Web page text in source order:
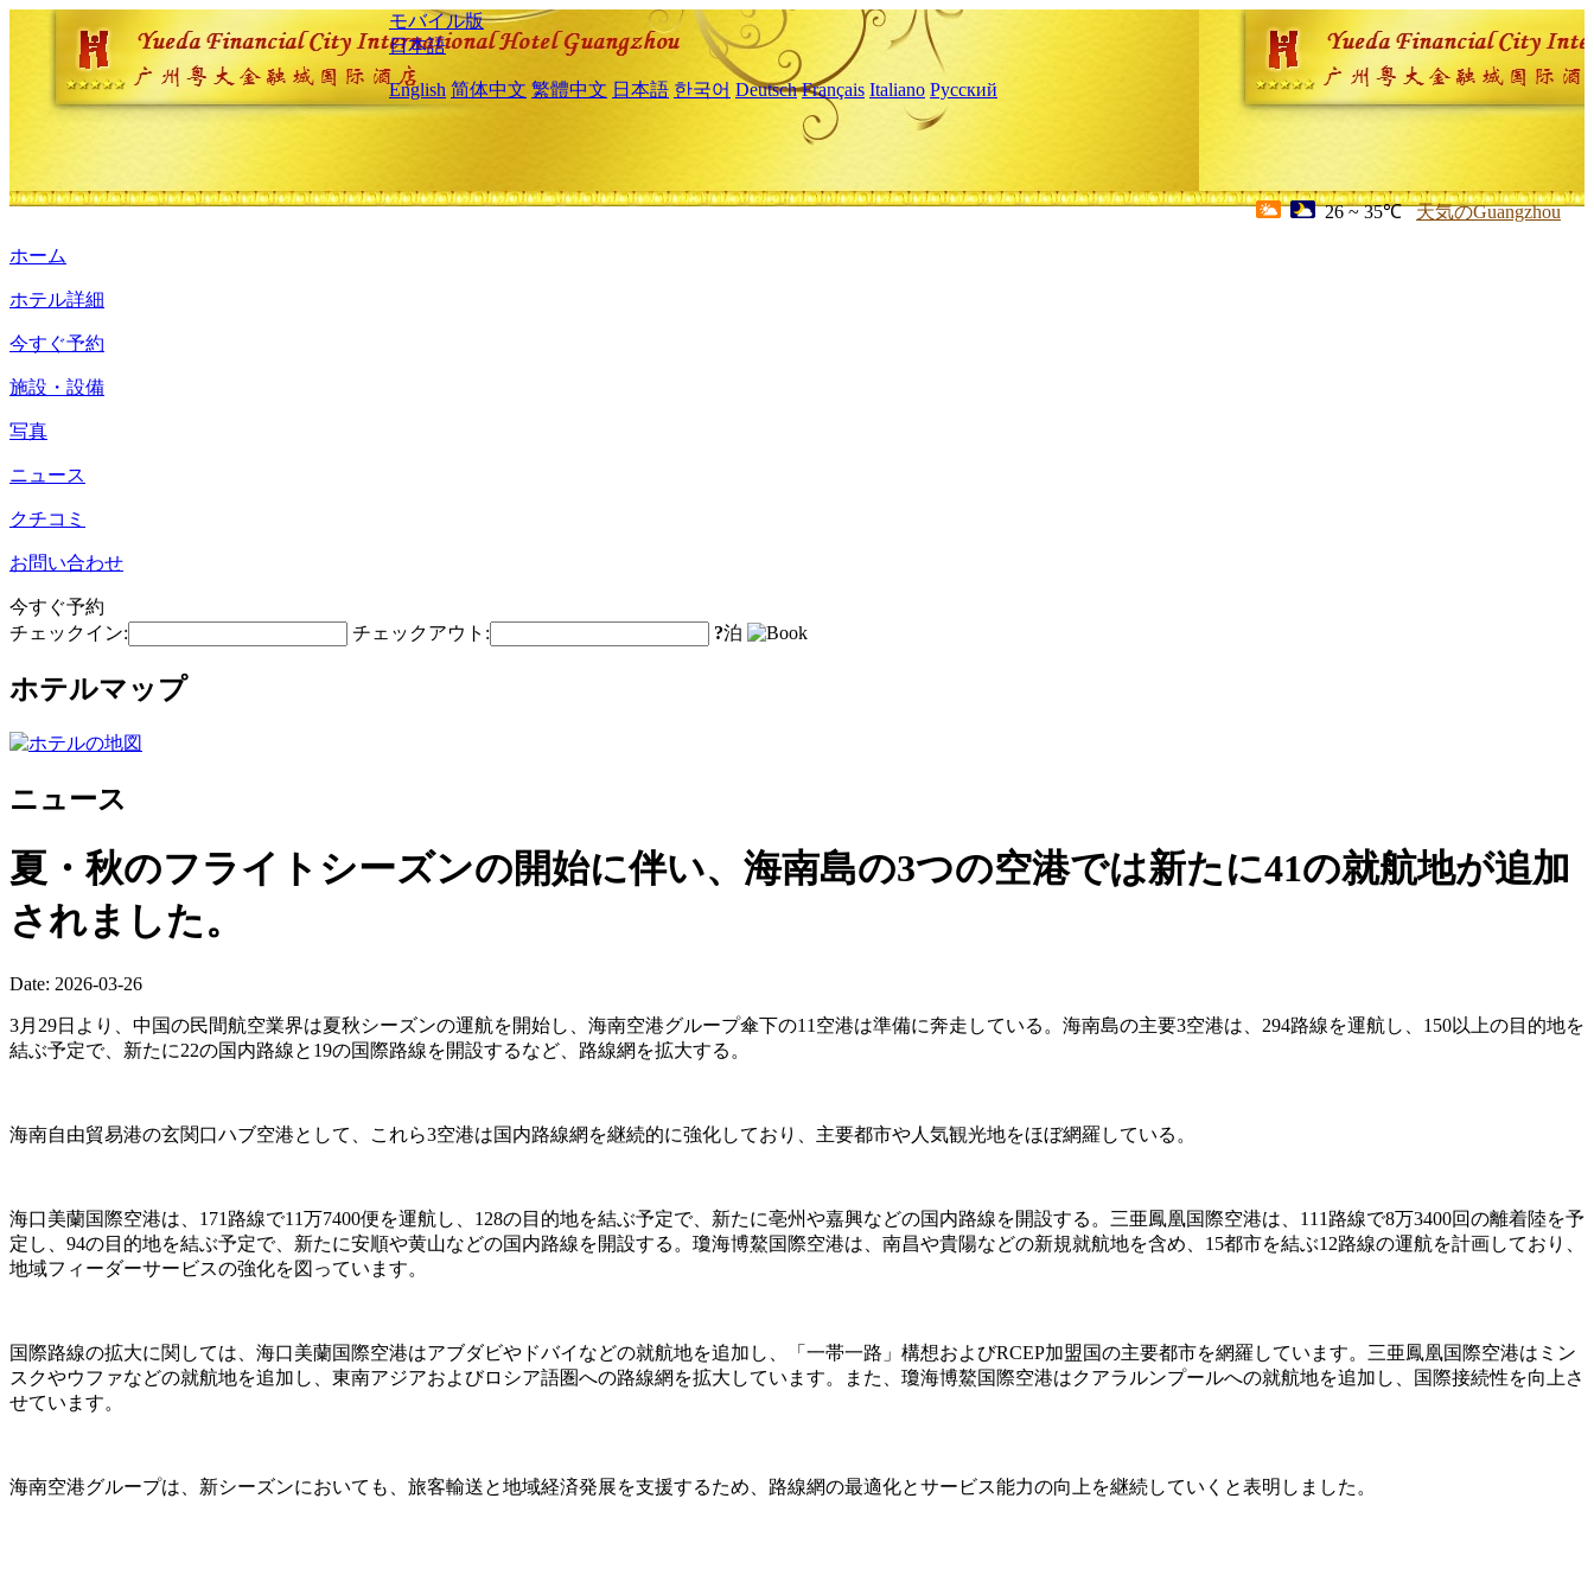
モバイル版
日本語
English 简体中文 繁體中文 日本語 한국어 Deutsch Français Italiano Русский
26 ~ 35℃ 天気のGuangzhou
ホーム
ホテル詳細
今すぐ予約
施設・設備
写真
ニュース
クチコミ
お問い合わせ
今すぐ予約
チェックイン:
チェックアウト: ?泊
ホテルマップ
ニュース
夏・秋のフライトシーズンの開始に伴い、海南島の3つの空港では新たに41の就航地が追加
されました。
Date: 2026-03-26
3月29日より、中国の民間航空業界は夏秋シーズンの運航を開始し、海南空港グループ傘下の11空港は準備に奔走している。海南島の主要3空港は、294路線を運航し、150以上の目的地を
結ぶ予定で、新たに22の国内路線と19の国際路線を開設するなど、路線網を拡大する。
海南自由貿易港の玄関口ハブ空港として、これら3空港は国内路線網を継続的に強化しており、主要都市や人気観光地をほぼ網羅している。
海口美蘭国際空港は、171路線で11万7400便を運航し、128の目的地を結ぶ予定で、新たに亳州や嘉興などの国内路線を開設する。三亜鳳凰国際空港は、111路線で8万3400回の離着陸を予
定し、94の目的地を結ぶ予定で、新たに安順や黄山などの国内路線を開設する。瓊海博鰲国際空港は、南昌や貴陽などの新規就航地を含め、15都市を結ぶ12路線の運航を計画しており、
地域フィーダーサービスの強化を図っています。
国際路線の拡大に関しては、海口美蘭国際空港はアブダビやドバイなどの就航地を追加し、「一帯一路」構想およびRCEP加盟国の主要都市を網羅しています。三亜鳳凰国際空港はミン
スクやウファなどの就航地を追加し、東南アジアおよびロシア語圏への路線網を拡大しています。また、瓊海博鰲国際空港はクアラルンプールへの就航地を追加し、国際接続性を向上さ
せています。
海南空港グループは、新シーズンにおいても、旅客輸送と地域経済発展を支援するため、路線網の最適化とサービス能力の向上を継続していくと表明しました。